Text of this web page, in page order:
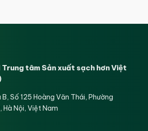
Trung tâm Sản xuất sạch hơn Việt
Số 125 Hoàng Văn Thái, Phường
Hà Nội, Việt Nam